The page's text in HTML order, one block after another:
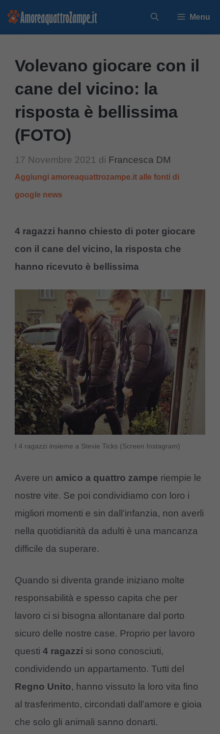
Vai
Menu
Volevano giocare con il
cane del vicino: la
risposta è bellissima
(FOTO)
17 Novembre 2021 di Francesca DM
Aggiungi amoreaquattrozampe.it alle fonti di
google news
4 ragazzi hanno chiesto di poter giocare
con il cane del vicino, la risposta che
hanno ricevuto è bellissima
I 4 ragazzi insieme a Stevie Ticks (Screen Instagram)
Avere un amico a quattro zampe riempie le
nostre vite. Se poi condividiamo con loro i
migliori momenti e sin dall’infanzia, non averli
nella quotidianità da adulti è una mancanza
difficile da superare.
Quando si diventa grande iniziano molte
responsabilità e spesso capita che per
lavoro ci si bisogna allontanare dal porto
sicuro delle nostre case. Proprio per lavoro
questi 4 ragazzi si sono conosciuti,
condividendo un appartamento. Tutti del
Regno Unito, hanno vissuto la loro vita fino
al trasferimento, circondati dall’amore e gioia
che solo gli animali sanno donarti.